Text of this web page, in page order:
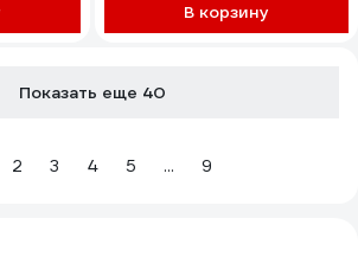
В корзину
Показать еще 40
2 3 4 5 ... 9